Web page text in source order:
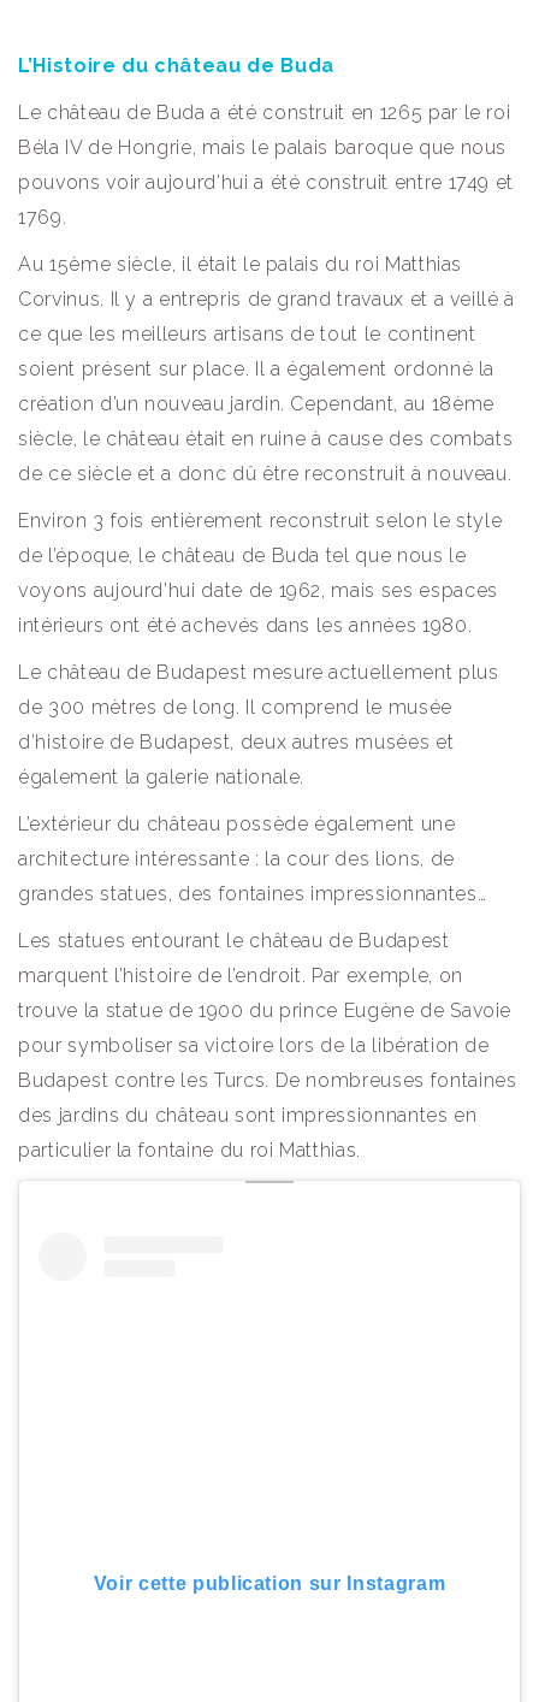
L’Histoire du château de Buda
Le château de Buda a été construit en 1265 par le roi
Béla IV de Hongrie, mais le palais baroque que nous
pouvons voir aujourd’hui a été construit entre 1749 et
1769.
Au 15ème siècle, il était le palais du roi Matthias
Corvinus. Il y a entrepris de grand travaux et a veillé à
ce que les meilleurs artisans de tout le continent
soient présent sur place. Il a également ordonné la
création d’un nouveau jardin. Cependant, au 18ème
siècle, le château était en ruine à cause des combats
de ce siècle et a donc dû être reconstruit à nouveau.
Environ 3 fois entièrement reconstruit selon le style
de l’époque, le château de Buda tel que nous le
voyons aujourd’hui date de 1962, mais ses espaces
intérieurs ont été achevés dans les années 1980.
Le château de Budapest mesure actuellement plus
de 300 mètres de long. Il comprend le musée
d’histoire de Budapest, deux autres musées et
également la galerie nationale.
L’extérieur du château possède également une
architecture intéressante : la cour des lions, de
grandes statues, des fontaines impressionnantes…
Les statues entourant le château de Budapest
marquent l’histoire de l’endroit. Par exemple, on
trouve la statue de 1900 du prince Eugène de Savoie
pour symboliser sa victoire lors de la libération de
Budapest contre les Turcs. De nombreuses fontaines
des jardins du château sont impressionnantes en
particulier la fontaine du roi Matthias.
Voir cette publication sur Instagram